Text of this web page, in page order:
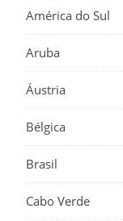
América do Sul
Aruba
Áustria
Bélgica
Brasil
Cabo Verde